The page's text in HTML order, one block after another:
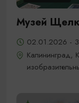
Музей
02.01.2026 -
Калининград,